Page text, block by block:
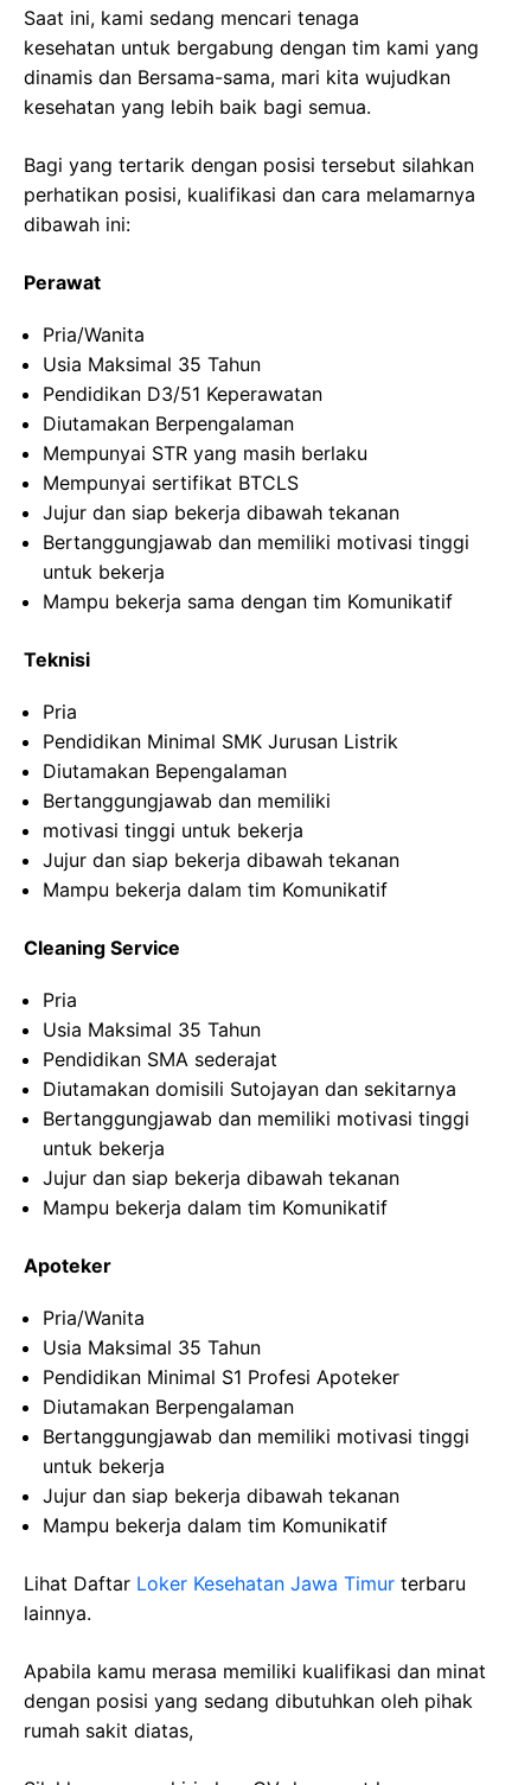
Saat ini, kami sedang mencari tenaga
kesehatan untuk bergabung dengan tim kami yang
dinamis dan Bersama-sama, mari kita wujudkan
kesehatan yang lebih baik bagi semua.
Bagi yang tertarik dengan posisi tersebut silahkan
perhatikan posisi, kualifikasi dan cara melamarnya
dibawah ini:
Perawat
Pria/Wanita
Usia Maksimal 35 Tahun
Pendidikan D3/51 Keperawatan
Diutamakan Berpengalaman
Mempunyai STR yang masih berlaku
Mempunyai sertifikat BTCLS
Jujur dan siap bekerja dibawah tekanan
Bertanggungjawab dan memiliki motivasi tinggi
untuk bekerja
Mampu bekerja sama dengan tim Komunikatif
Teknisi
Pria
Pendidikan Minimal SMK Jurusan Listrik
Diutamakan Bepengalaman
Bertanggungjawab dan memiliki
motivasi tinggi untuk bekerja
Jujur dan siap bekerja dibawah tekanan
Mampu bekerja dalam tim Komunikatif
Cleaning Service
Pria
Usia Maksimal 35 Tahun
Pendidikan SMA sederajat
Diutamakan domisili Sutojayan dan sekitarnya
Bertanggungjawab dan memiliki motivasi tinggi
untuk bekerja
Jujur dan siap bekerja dibawah tekanan
Mampu bekerja dalam tim Komunikatif
Apoteker
Pria/Wanita
Usia Maksimal 35 Tahun
Pendidikan Minimal S1 Profesi Apoteker
Diutamakan Berpengalaman
Bertanggungjawab dan memiliki motivasi tinggi
untuk bekerja
Jujur dan siap bekerja dibawah tekanan
Mampu bekerja dalam tim Komunikatif
Lihat Daftar Loker Kesehatan Jawa Timur terbaru
lainnya.
Apabila kamu merasa memiliki kualifikasi dan minat
dengan posisi yang sedang dibutuhkan oleh pihak
rumah sakit diatas,